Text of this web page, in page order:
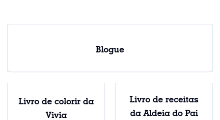
Blogue
Livro de colorir da
Vivia
Livro de receitas
da Aldeia do Pai